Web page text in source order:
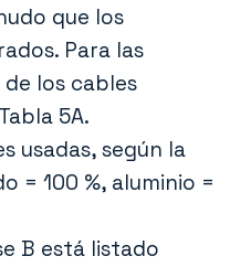
que los
Para las
los cables
5A.
usadas, según la
= 100 %, aluminio =
B está listado